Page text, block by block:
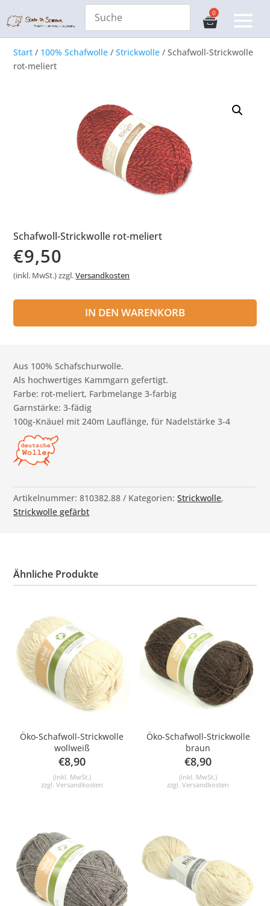
Start / 100% Schafwolle /Strickwolle / Schafwoll-Strickwolle
rot-meliert
Schafwoll-Strickwolle rot-meliert
€9,50
(inkl. MwSt.) zzgl.Versandkosten
Aus 100% Schafschurwolle.
Als hochwertiges Kammgarn gefertigt.
Farbe: rot-meliert, Farbmelange 3-farbig
Garnstärke: 3-fädig
100g-Knäuel mit 240m Lauflänge, für Nadelstärke 3-4
IN DEN WARENKORB
Artikelnummer:810382.88 Kategorien:Strickwolle,
Strickwolle gefärbt
Ähnliche Produkte
Öko-Schafwoll-Strickwolle
wollweiß
€8,90
(inkl. MwSt.)
zzgl. Versandkosten
Öko-Schafwoll-Strickwolle
braun
€8,90
(inkl. MwSt.)
zzgl.Versandkosten